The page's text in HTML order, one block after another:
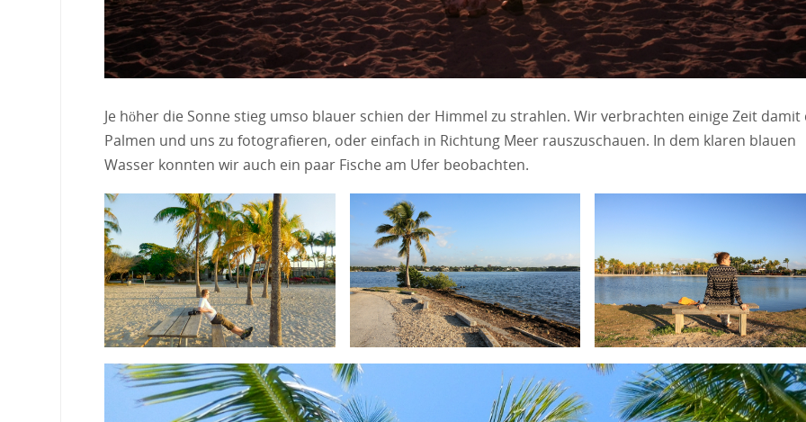
Je höher die Sonne stieg umso blauer schien der Himmel zu strahlen. Wir verbrachten einige Zeit damit
Palmen und uns zu fotografieren, oder einfach in Richtung Meer rauszuschauen. In dem klaren blauen
Wasser konnten wir auch ein paar Fische am Ufer beobachten.